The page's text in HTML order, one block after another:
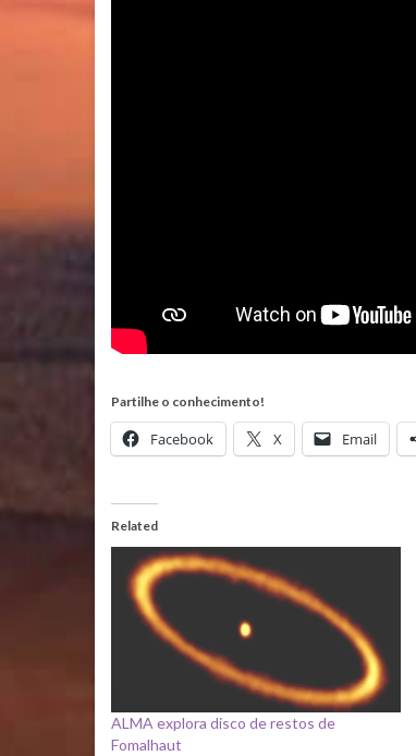
Partilhe o conhecimento!
Facebook X Email
Related
ALMA explora disco de restos de
Fomalhaut